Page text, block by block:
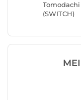
(SWITCH)